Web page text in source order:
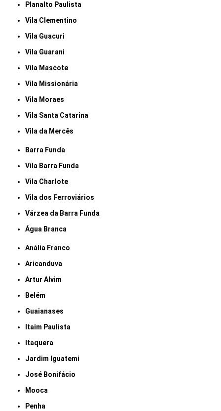
Planalto Paulista
Vila Clementino
Vila Guacuri
Vila Guarani
Vila Mascote
Vila Missionária
Vila Moraes
Vila Santa Catarina
Vila da Mercês
Barra Funda
Vila Barra Funda
Vila Charlote
Vila dos Ferroviários
Várzea da Barra Funda
Água Branca
Anália Franco
Aricanduva
Artur Alvim
Belém
Guaianases
Itaim Paulista
Itaquera
Jardim Iguatemi
José Bonifácio
Mooca
Penha